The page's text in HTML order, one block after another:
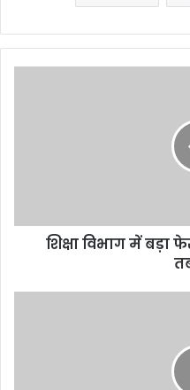
शिक्षा विभाग में बड़ा